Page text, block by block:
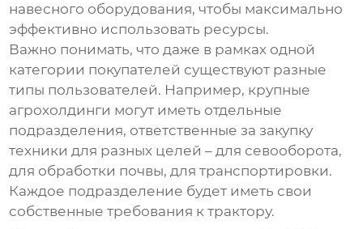
навесного оборудования, чтобы максимально
эффективно использовать ресурсы.
Важно понимать, что даже в рамках одной
категории покупателей существуют разные
типы пользователей. Например, крупные
агрохолдинги могут иметь отдельные
подразделения, ответственные за закупку
техники для разных целей – для севооборота,
для обработки почвы, для транспортировки.
Каждое подразделение будет иметь свои
собственные требования к трактору.